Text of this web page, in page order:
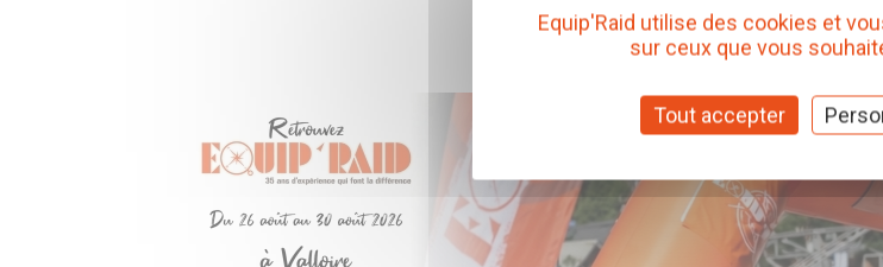
Equip'Raid utilise des cookies et
sur ceux que vous
Tout accepter